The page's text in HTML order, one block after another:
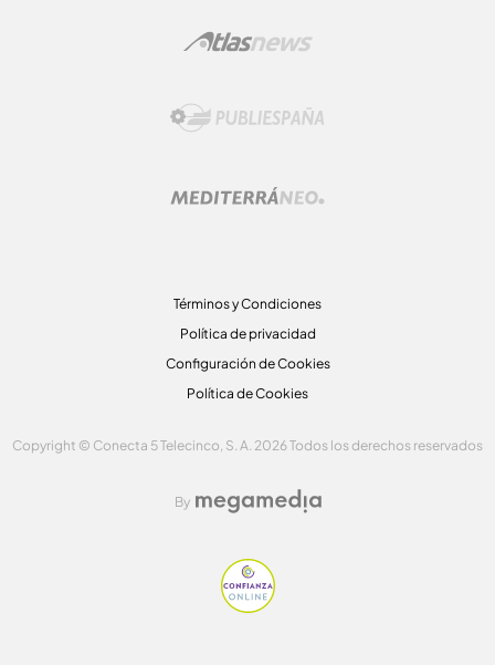
Términos y Condiciones
Política de privacidad
Configuración de Cookies
Política de Cookies
Copyright © Conecta 5 Telecinco, S. A. 2026 Todos los derechos reservados
By